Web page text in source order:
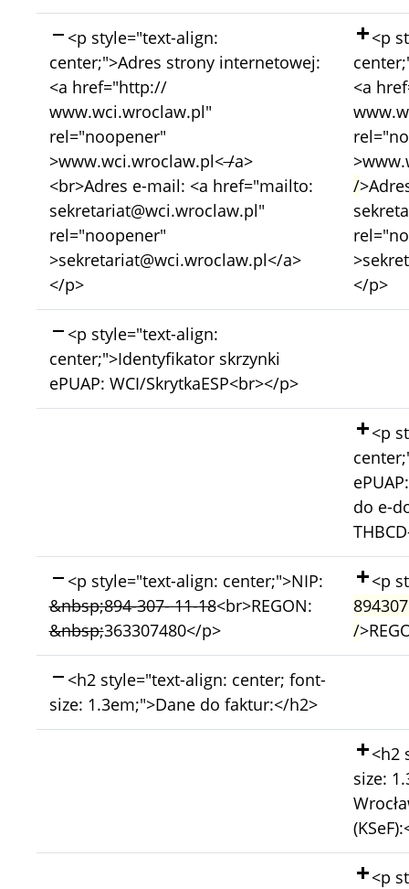
Skasowano:
<p style="text-align:
center;">Adres strony internetowej:
<a href="http://
www.wci.wroclaw.pl"
rel="noopener"
>www.wci.wroclaw.pl</a>
<br>Adres e-mail: <a href="mailto:
sekretariat@wci.wroclaw.pl"
rel="noopener"
>sekretariat@wci.wroclaw.pl</a>
</p>
<p
<a
/
</p>
Skasowano:
<p style="text-align:
center;">Identyfikator skrzynki
ePUAP: WCI/SkrytkaESP<br></p>
<p
do e-
Skasowano:
<p style="text-align: center;">NIP:
&nbsp;894-307- 11-18<br>REGON:
&nbsp;363307480</p>
<p
/
Skasowano:
<h2 style="text-align: center; font-
size: 1.3em;">Dane do faktur:</h2>
<h2
size:
<p